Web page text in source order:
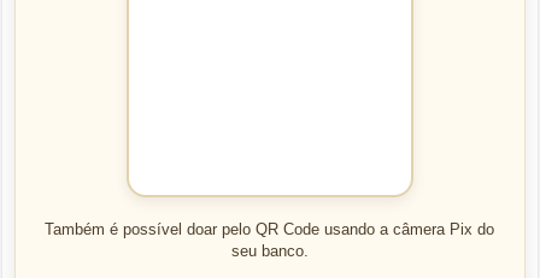
Também é possível doar pelo QR Code usando a câmera Pix do
seu banco.